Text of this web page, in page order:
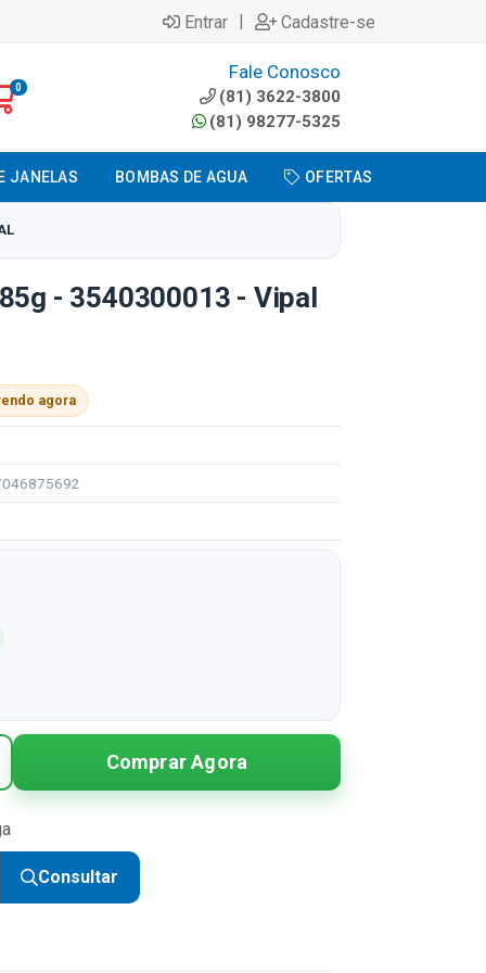
Entrar | Cadastre-se
0
Fale Conosco
(81) 3622-3800
(81) 98277-5325
JANELAS BOMBAS DE AGUA OFERTAS
- 3540300013 - Vipal
agora
Comprar Agora
Consultar